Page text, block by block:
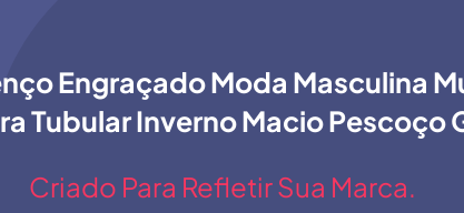
Engraçado Moda Masculina
Tubular Inverno Macio Pescoço
Criado Para Refletir Sua Marca.